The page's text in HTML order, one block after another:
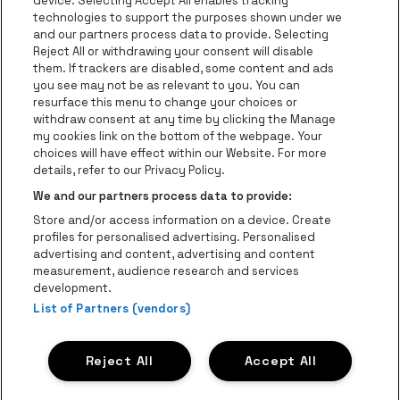
Ga naar de
Ga naar de website van Coca-Cola
Ga naar de website van
Ga naar de
Ga naar de website van Champagne
Ga naar de website
Ga naar de website van Het
Ga naar de
AFAS Dome is een deel van be•at
AFAS Dome
Schijnpoortweg 119, 2170 Antwerpen
Be-At Venues
Schijnpoortweg 119, 2170 Antwerpen
BTW (BE) 0461.051.688 - RPR Antwerpen
BNP Paribas Fortis - IBAN: BE93 2200 4925 0067 - BIC:
GEBABEBB
ProclaimerCookiesManage my cookiesPrivacy
technologies to support the purposes shown under we
and our partners process data to provide. Selecting
Reject All or withdrawing your consent will disable
them. If trackers are disabled, some content and ads
you see may not be as relevant to you. You can
resurface this menu to change your choices or
withdraw consent at any time by clicking the Manage
my cookies link on the bottom of the webpage. Your
choices will have effect within our Website. For more
details, refer to our Privacy Policy.
We and our partners process data to provide:
Store and/or access information on a device. Create
profiles for personalised advertising. Personalised
advertising and content, advertising and content
measurement, audience research and services
development.
List of Partners (vendors)
Accept All
Reject All